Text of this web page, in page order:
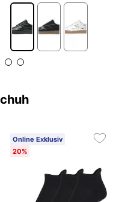
Online Exklusiv
20%